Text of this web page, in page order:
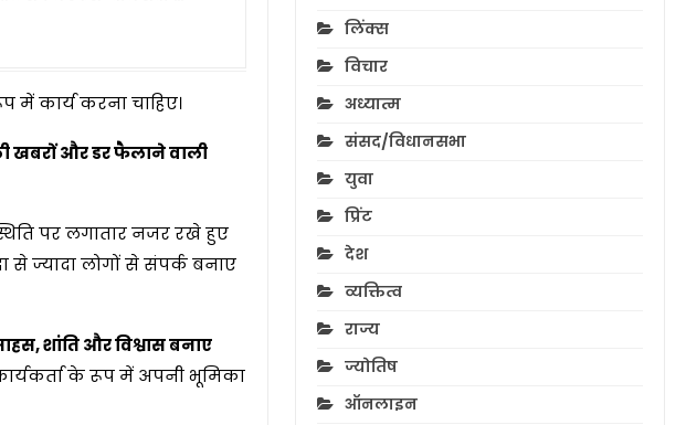
में कार्य करना चाहिए।
खबरों और डर फैलाने वाली
पर लगातार नजर रखे हुए
से ज्यादा लोगों से संपर्क बनाए
शांति और विश्वास बनाए
के रूप में अपनी भूमिका
लिंक्स
विचार
अध्यात्म
संसद/विधानसभा
युवा
प्रिंट
देश
व्यक्तित्व
राज्य
ज्योतिष
ऑनलाइन